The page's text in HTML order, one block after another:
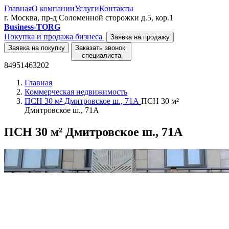
ГлавнаяО компанииУслугиКонтакты
г. Москва, пр-д Соломенной сторожки д.5, кор.1
Business-TORG
Покупка и продажа бизнеса
Заявка на продажу
Заявка на покупку
Заказать звонок
специалиста
84951463202
Главная
Коммерческая недвижимость
ПСН 30 м² Дмитровское ш., 71А ПСН 30 м²
Дмитровское ш., 71А
ПСН 30 м² Дмитровское ш., 71А